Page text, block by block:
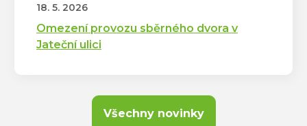
18. 5. 2026
Omezení provozu sběrného dvora v
Jateční ulici
Všechny novinky